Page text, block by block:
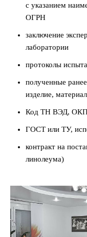
с указанием
ОГРН
заключение
лаборатории
протоколы
полученные
изделие,
Код ТН ВЭД,
ГОСТ или ТУ,
контракт на
линолеума)